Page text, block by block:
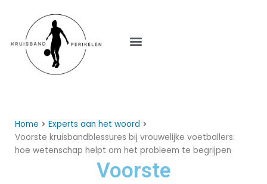
Menu
Home
Experts aan het woord
Voorste kruisbandblessures bij vrouwelijke voetballers:
hoe wetenschap helpt om het probleem te begrijpen
Voorste